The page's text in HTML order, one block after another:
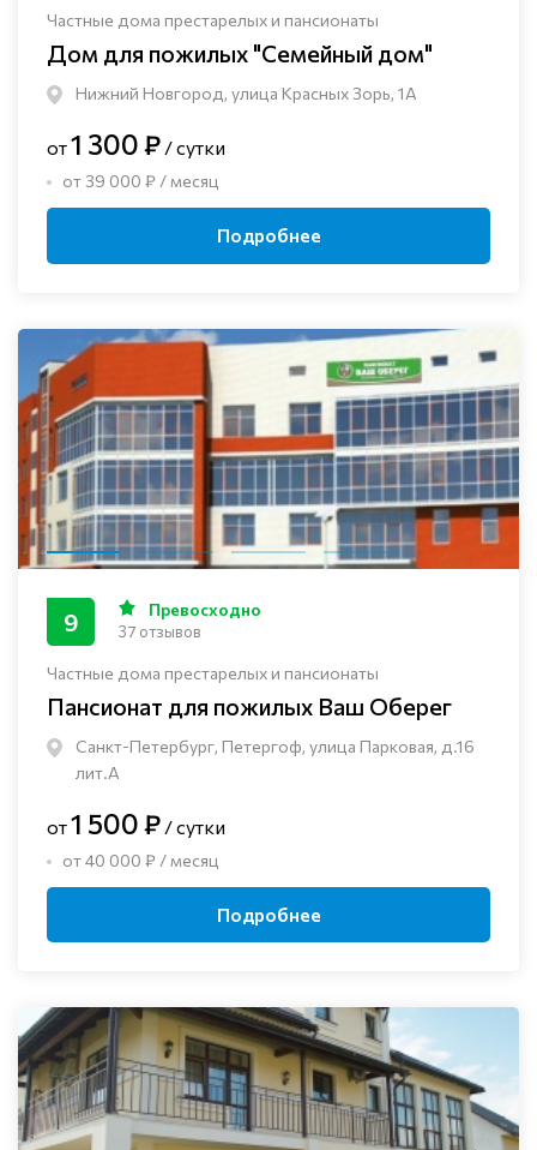
Частные дома престарелых и пансионаты
Дом для пожилых "Семейный дом"
Нижний Новгород, улица Красных Зорь, 1А
от1 300 ₽ / сутки
от 39 000 ₽ / месяц
Подробнее
Частные дома престарелых и пансионаты
Пансионат для пожилых Ваш Оберег
Санкт-Петербург, Петергоф, улица Парковая, д.16
лит.А
9 Превосходно
37 отзывов
от1 500 ₽ / сутки
от 40 000 ₽ / месяц
Подробнее